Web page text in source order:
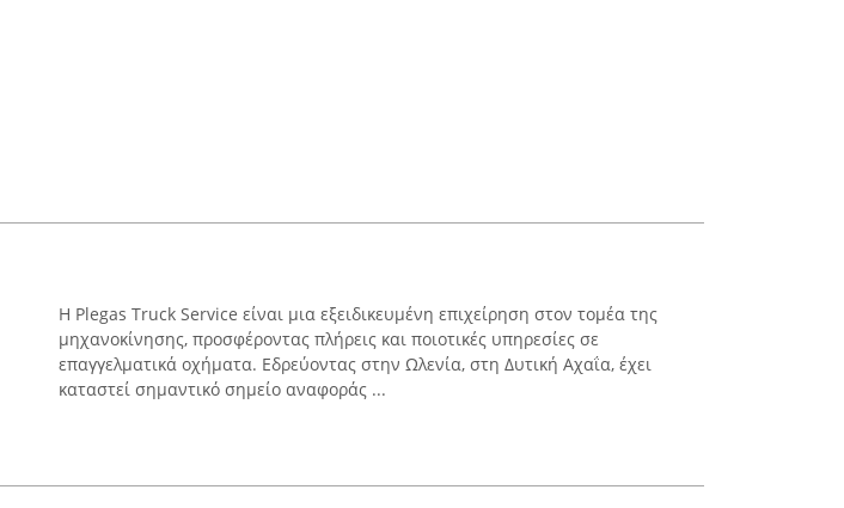
Η Plegas Truck Service είναι μια εξειδικευμένη επιχείρηση στον τομέα της
μηχανοκίνησης, προσφέροντας πλήρεις και ποιοτικές υπηρεσίες σε
επαγγελματικά οχήματα. Εδρεύοντας στην Ωλενία, στη Δυτική Αχαΐα, έχει
καταστεί σημαντικό σημείο αναφοράς ...